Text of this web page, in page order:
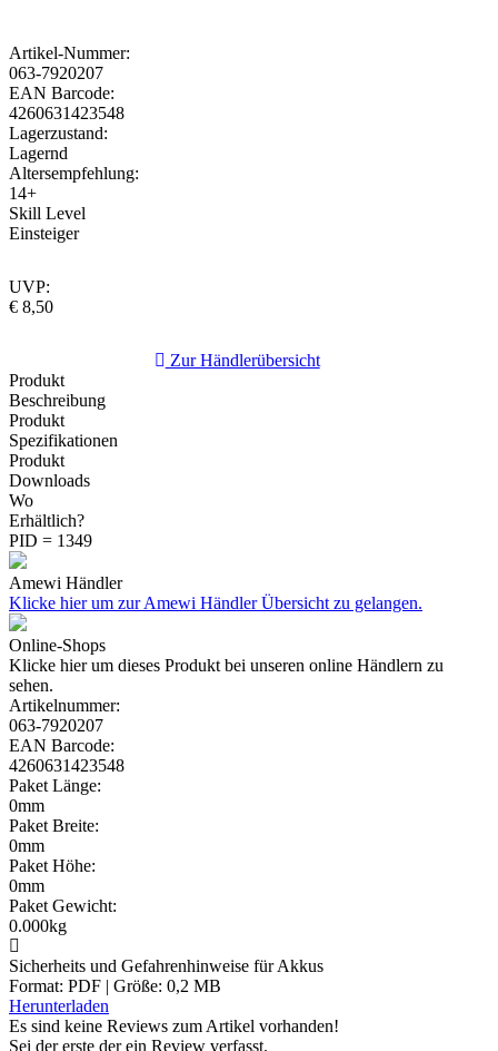
Artikel-Nummer:
063-7920207
EAN Barcode:
4260631423548
Lagerzustand:
Lagernd
Altersempfehlung:
14+
Skill Level
Einsteiger
UVP:
€ 8,50
Zur Händlerübersicht
Produkt
Beschreibung
Produkt
Spezifikationen
Produkt
Downloads
Wo
Erhältlich?
PID = 1349
Amewi Händler
Klicke hier um zur Amewi Händler Übersicht zu gelangen.
Online-Shops
Klicke hier um dieses Produkt bei unseren online Händlern zu
sehen.
Artikelnummer:
063-7920207
EAN Barcode:
4260631423548
Paket Länge:
0mm
Paket Breite:
0mm
Paket Höhe:
0mm
Paket Gewicht:
0.000kg
Sicherheits und Gefahrenhinweise für Akkus
Format: PDF | Größe: 0,2 MB
Herunterladen
Es sind keine Reviews zum Artikel vorhanden!
Sei der erste der ein Review verfasst.